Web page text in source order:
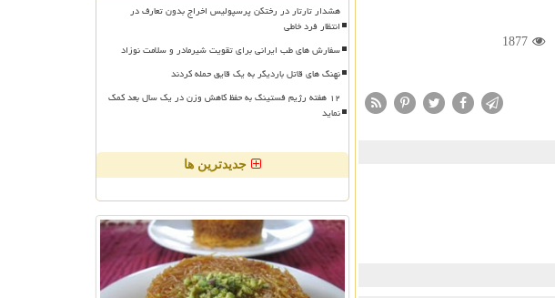
1877
هشدار تارتار در رختکن پرسپولیس اخراج بدون تعارف در
انتظار فرد خاطی
سفارش های طب ایرانی برای تقویت شیرمادر و سلامت نوزاد
نهنگ های قاتل باردیگر به یک قایق حمله کردند
۱۲ هفته رژیم فستینگ به حفظ کاهش وزن در یک سال بعد کمک
نماید
جدیدترین ها